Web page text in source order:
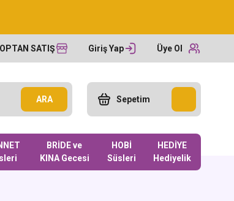
SATIŞ Giriş Yap Üye Ol
ARA Sepetim
BRİDE ve
KINA Gecesi
HOBİ
Süsleri
HEDİYE
Hediyelik